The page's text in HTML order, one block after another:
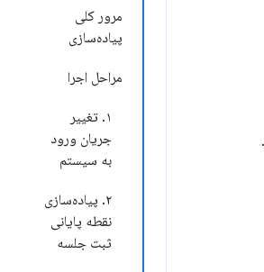
مرور کلی
پیاده‌سازی
مراحل اجرا
۱. تغییر
جریان ورود
به سیستم
۲. پیاده‌سازی
نقطه پایانی
ثبت جلسه